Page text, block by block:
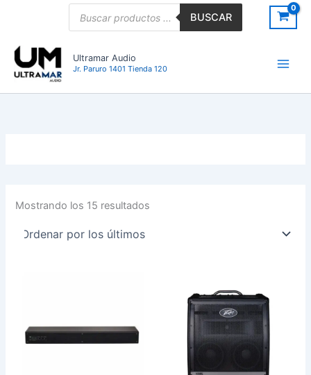
BUSCAR
Ultramar Audio
Jr. Paruro 1401 Tienda 120
Mostrando los 15 resultados
Ordenado
por
los
últimos